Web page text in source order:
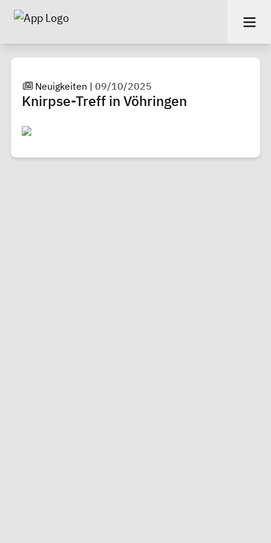
Neuigkeiten |09/10/2025
Knirpse-Treff in Vöhringen